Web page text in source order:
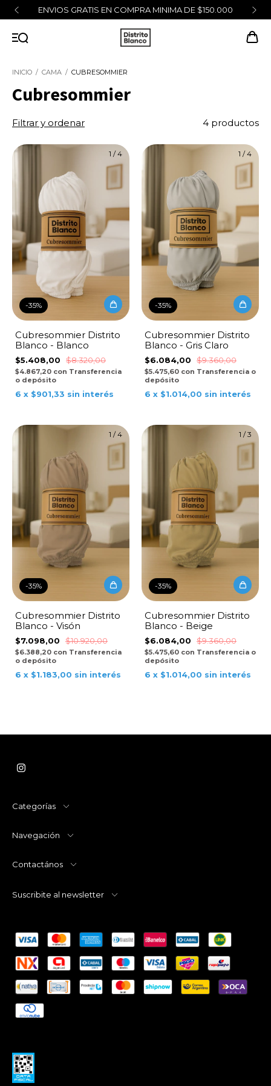
ENVIOS GRATIS EN COMPRA MINIMA DE $150.000
INICIO / CAMA / CUBRESOMMIER
Cubresommier
Filtrar y ordenar 4 productos
1 /4
-35%
Cubresommier Distrito
Blanco - Blanco
$5.408,00 $8.320,00
$4.867,20 con Transferencia
o depósito
6 x $901,33 sin interés
1 /4
-35%
Cubresommier Distrito
Blanco - Gris Claro
$6.084,00 $9.360,00
$5.475,60 con Transferencia o
depósito
6 x $1.014,00 sin interés
1 /4
-35%
Cubresommier Distrito
Blanco - Visón
$7.098,00 $10.920,00
$6.388,20 con Transferencia
o depósito
6 x $1.183,00 sin interés
1 /3
-35%
Cubresommier Distrito
Blanco - Beige
$6.084,00 $9.360,00
$5.475,60 con Transferencia o
depósito
6 x $1.014,00 sin interés
Categorías
Navegación
Contactános
Suscribite al newsletter